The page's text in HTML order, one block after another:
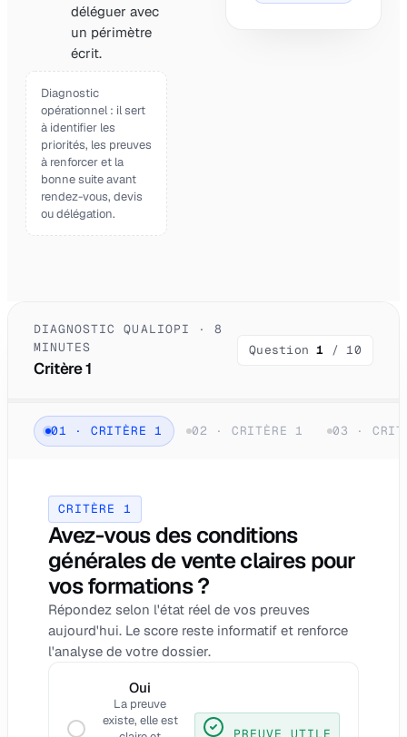
déléguer avec
un périmètre
écrit.
Diagnostic
opérationnel : il sert
à identifier les
priorités, les preuves
à renforcer et la
bonne suite avant
rendez-vous, devis
ou délégation.
DIAGNOSTIC QUALIOPI · 8
MINUTES
Critère 1
Question1 /10
01 · CRITÈRE 1 02 · CRITÈRE 1 03 ·
CRITÈRE 1
Avez-vous des conditions
générales de vente claires pour
vos formations ?
Répondez selon l'état réel de vos preuves
aujourd'hui. Le score reste informatif et renforce
l'analyse de votre dossier.
Oui
La preuve
existe, elle est
PREUVE UTILE